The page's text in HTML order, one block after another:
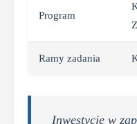
Program
Ramy zadania
Inwestycje w